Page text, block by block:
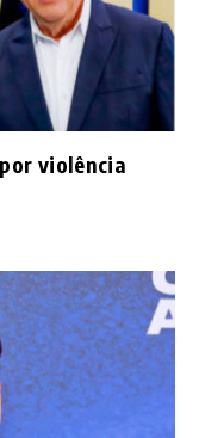
violência